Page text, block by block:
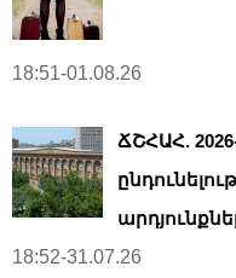
18:51-01.08.26
ՃՇՀԱՀ.
18:52-31.07.26